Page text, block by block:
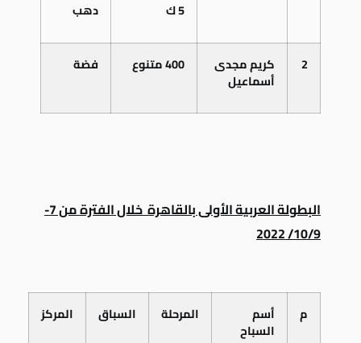
5 ك
دهب
2 كريم مجدى
أسماعيل
400 متنوع فضة
البطولة العربية الأولى بالقاهرة خلال الفترة من 7-
10/9/ 2022
م أسم
السباح
المرحلة السباق المركز